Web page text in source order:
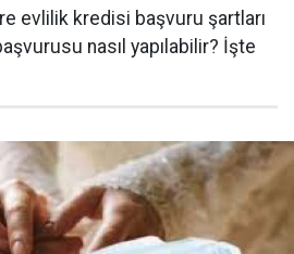
evlilik kredisi başvuru şartları
nasıl yapılabilir? İşte